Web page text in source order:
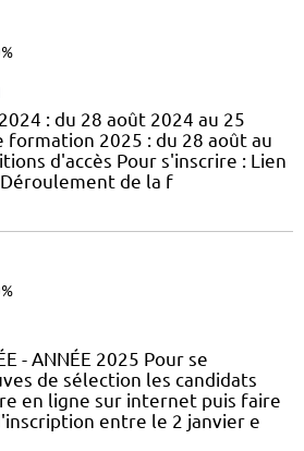
: du 28 août 2024 au 25
formation 2025 : du 28 août au
d'accès Pour s'inscrire : Lien
de la f
- ANNÉE 2025 Pour se
de sélection les candidats
en ligne sur internet puis faire
entre le 2 janvier e